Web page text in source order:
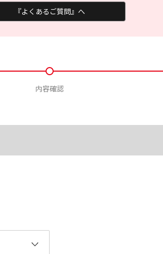
『よくあるご質問』へ
内容確認